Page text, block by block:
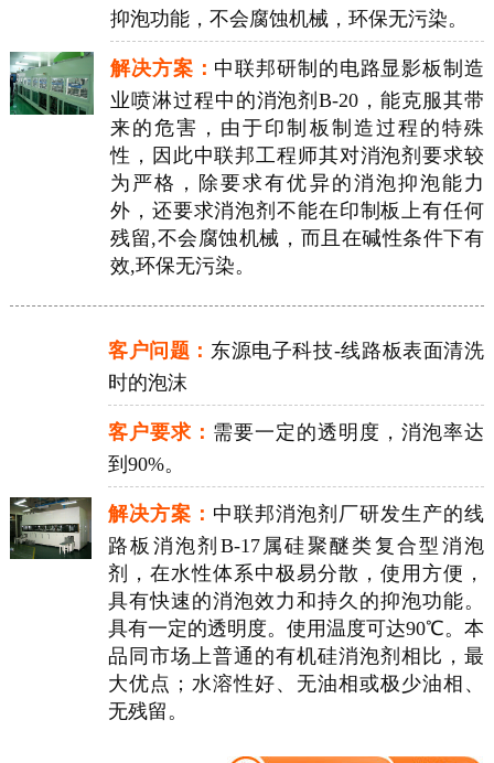
抑泡功能，不会腐蚀机械，环保无污染。
解决方案： 中联邦研制的电路显影板制造
业喷淋过程中的消泡剂B-20，能克服其带
来的危害，由于印制板制造过程的特殊
性，因此中联邦工程师其对消泡剂要求较
为严格，除要求有优异的消泡抑泡能力
外，还要求消泡剂不能在印制板上有任何
残留,不会腐蚀机械，而且在碱性条件下有
效,环保无污染。
客户问题： 东源电子科技-线路板表面清洗
时的泡沫
客户要求： 需要一定的透明度，消泡率达
到90%。
解决方案： 中联邦消泡剂厂研发生产的线
路板消泡剂B-17属硅聚醚类复合型消泡
剂，在水性体系中极易分散，使用方便，
具有快速的消泡效力和持久的抑泡功能。
具有一定的透明度。使用温度可达90℃。本
品同市场上普通的有机硅消泡剂相比，最
大优点；水溶性好、无油相或极少油相、
无残留。